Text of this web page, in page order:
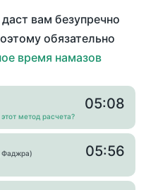
вам безупречно
обязательно
время намазов
метод расчета?
05:08
Фаджра)
05:56